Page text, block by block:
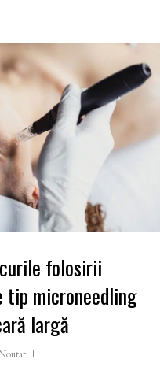
folosirii
tip microneedling
largă